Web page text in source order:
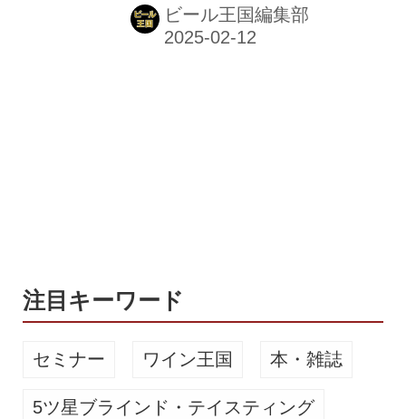
た“母屋”をリノベーションし、そこで
日本酒を中心に常陸野の食材を使用し
ビール王国編集部
注目キーワード
セミナー ワイン王国 本・雑誌
5ツ星ブラインド・テイスティング